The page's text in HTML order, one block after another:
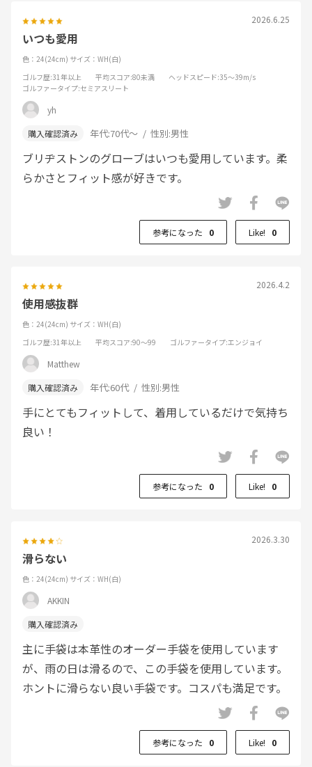
2026.6.25
いつも愛用
色：24(24cm) サイズ：WH(白)
ゴルフ歴:31年以上 平均スコア:80未満 ヘッドスピード:35～39m/s
ゴルファータイプ:セミアスリート
yh
年代:70代～ 性別:男性
ブリヂストンのグローブはいつも愛用しています。柔
らかさとフィット感が好きです。
参考になった 0 Like! 0
2026.4.2
使用感抜群
色：24(24cm) サイズ：WH(白)
ゴルフ歴:31年以上 平均スコア:90～99 ゴルファータイプ:エンジョイ
Matthew
年代:60代 性別:男性
手にとてもフィットして、着用しているだけで気持ち
良い！
参考になった 0 Like! 0
2026.3.30
滑らない
色：24(24cm) サイズ：WH(白)
AKKIN
主に手袋は本革性のオーダー手袋を使用しています
が、雨の日は滑るので、この手袋を使用しています。
ホントに滑らない良い手袋です。コスパも満足です。
参考になった 0 Like! 0